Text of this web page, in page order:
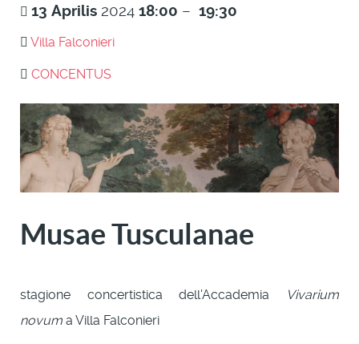
13 Aprilis 2024 18:00 – 19:30
Villa Falconieri
CONCENTUS
Musae Tusculanae
stagione concertistica dell'Accademia
Vivarium
novum a Villa Falconieri